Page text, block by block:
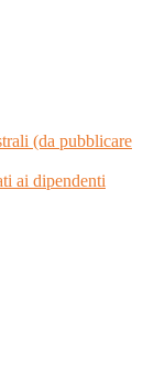
(da pubblicare
ai dipendenti